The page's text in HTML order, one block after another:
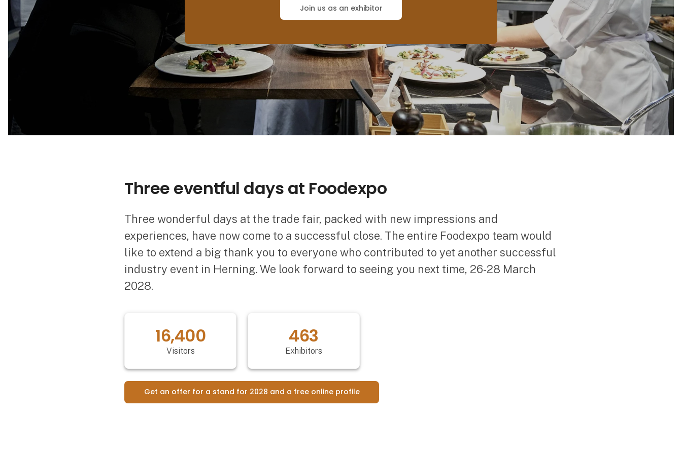
Join us as an exhibitor
Three eventful days at Foodexpo
Three wonderful days at the trade fair, packed with new impressions and
experiences, have now come to a successful close. The entire Foodexpo team would
like to extend a big thank you to everyone who contributed to yet another successful
industry event in Herning. We look forward to seeing you next time, 26-28 March
2028.
20,547
Visitors
463
Exhibitors
Get an offer for a stand for 2028 and a free online profile